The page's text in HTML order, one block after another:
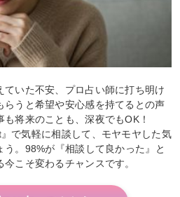
いた不安、プロ占い師に打ち明け
らうと希望や安心感を持てるとの声
将来のことも、深夜でもOK！
で気軽に相談して、モヤモヤした気
。98%が『相談して良かった』と
こそ変わるチャンスです。